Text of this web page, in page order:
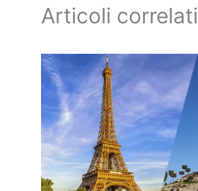
Articoli correlati